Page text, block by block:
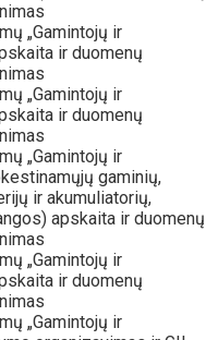
„Gamintojų ir
ir duomenų
„Gamintojų ir
ir duomenų
„Gamintojų ir
gaminių,
ir akumuliatorių,
apskaita ir duomenų
„Gamintojų ir
ir duomenų
„Gamintojų ir